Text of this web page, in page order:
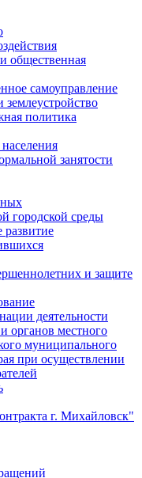
общественная
самоуправление
политика
занятости
городской среды
развитие
и защите
деятельности
органов местного
муниципального
при осуществлении
г. Михайловск"